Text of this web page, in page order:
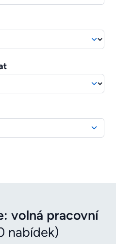
volná pracovní
nabídek)